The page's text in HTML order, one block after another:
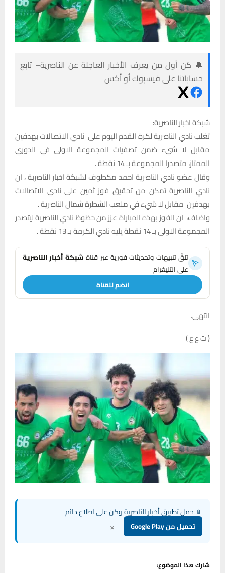
🔔 كن أول من يعرف الأخبار العاجلة عن الناصرية– تابع
حساباتنا على فيسبوك أو أكس
شبكة اخبار الناصرية:
‎تغلب نادي الناصرية لكرة القدم اليوم على نادي الاتصالات بهدفين
مقابل لا شيء ضمن تصفيات المجموعة الاولى في الدوري
الممتاز، متصدرا المجموعة بـ 14 نقطة .
‎وقال عضو نادي الناصرية احمد مكطوف لشبكة اخبار الناصربة ، ان
نادي الناصرية تمكن من تحقيق فوز ثمين على نادي الاتصالات
بهدفين مقابل لا شيء في ملعب الشطرة شمال الناصرية .
‎واضاف، ان الفوز بهذه المباراة عزز من حظوظ نادي الناصرية ليتصدر
المجموعة الاولى بـ 14 نقطة يليه نادي الكرمة بـ 13 نقطة .
تلقَّ تنبيهات وتحديثات فورية عبر قناةشبكة أخبار الناصرية
على التليغرام
انضم للقناة
انتهى.
( ت ع ع )
📱 حمل تطبيق أخبار الناصرية وكن على اطلاع دائم
تحميل من Google Play ×
شارك هذا الموضوع: